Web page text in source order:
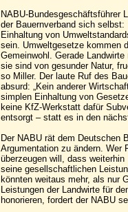
NABU-Bundesgeschäftsführer
der Bauernverband sich
Einhaltung von
sein. Umweltgesetze kommen
Gemeinwohl. Gerade
sie sind von gesunder Natur,
so Miller. Der laute Ruf des
absurd: „Kein anderer
simplen Einhaltung von
keine KfZ-Werkstatt dafür
entsorgt – statt es in den
Der NABU rät dem Deutschen
Argumentation zu ändern. Wer
überzeugen will, dass
seine gesellschaftlichen
könnten weitaus mehr, als nur
Leistungen der Landwirte für
honorieren, fordert der NABU